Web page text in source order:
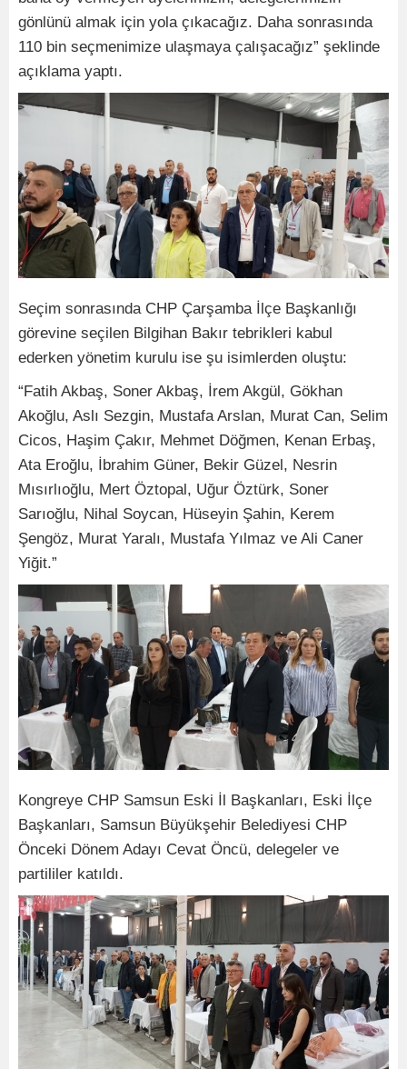
gönlünü almak için yola çıkacağız. Daha sonrasında
110 bin seçmenimize ulaşmaya çalışacağız” şeklinde
açıklama yaptı.
Seçim sonrasında CHP Çarşamba İlçe Başkanlığı
görevine seçilen Bilgihan Bakır tebrikleri kabul
ederken yönetim kurulu ise şu isimlerden oluştu:
“Fatih Akbaş, Soner Akbaş, İrem Akgül, Gökhan
Akoğlu, Aslı Sezgin, Mustafa Arslan, Murat Can, Selim
Cicos, Haşim Çakır, Mehmet Döğmen, Kenan Erbaş,
Ata Eroğlu, İbrahim Güner, Bekir Güzel, Nesrin
Mısırlıoğlu, Mert Öztopal, Uğur Öztürk, Soner
Sarıoğlu, Nihal Soycan, Hüseyin Şahin, Kerem
Şengöz, Murat Yaralı, Mustafa Yılmaz ve Ali Caner
Yiğit.”
Kongreye CHP Samsun Eski İl Başkanları, Eski İlçe
Başkanları, Samsun Büyükşehir Belediyesi CHP
Önceki Dönem Adayı Cevat Öncü, delegeler ve
partililer katıldı.